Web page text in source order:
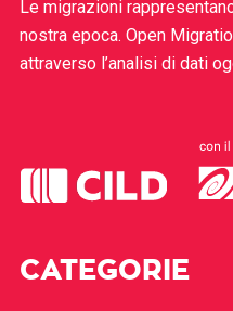
Le migrazioni
nostra epoca. Open
attraverso l’analisi di dati
CATEGORIE